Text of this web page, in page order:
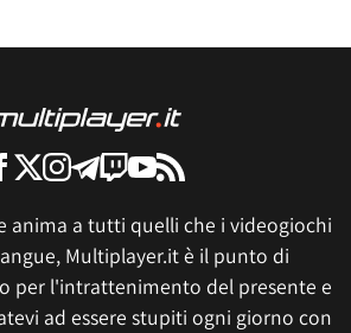
anima a tutti quelli che i videogiochi
Multiplayer.it è il punto di
per l'intrattenimento del presente e
ad essere stupiti ogni giorno con